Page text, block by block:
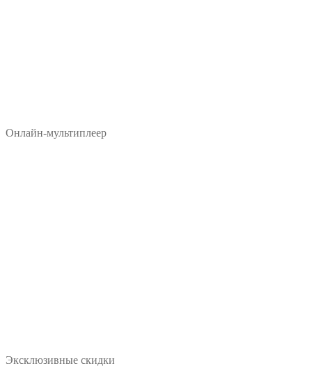
Онлайн-мультиплеер
Эксклюзивные скидки